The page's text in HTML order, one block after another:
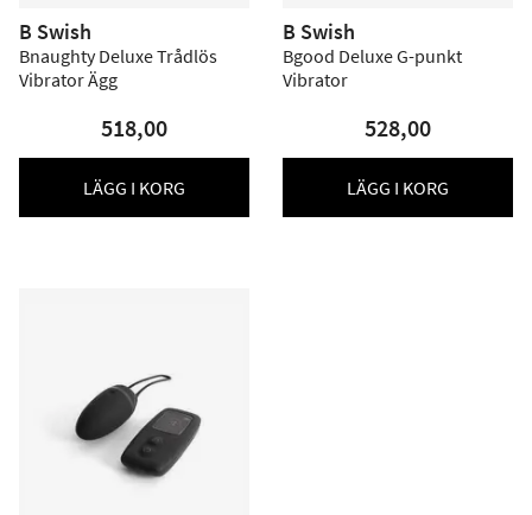
B Swish
Bnaughty Deluxe Trådlös
Vibrator Ägg
518,00
LÄGG I KORG
B Swish
Bgood Deluxe G-punkt
Vibrator
528,00
LÄGG I KORG